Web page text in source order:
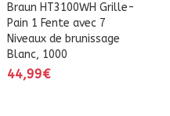
Braun HT3100WH Grille-
Pain 1 Fente avec 7
Niveaux de brunissage
Blanc, 1000
44,99€